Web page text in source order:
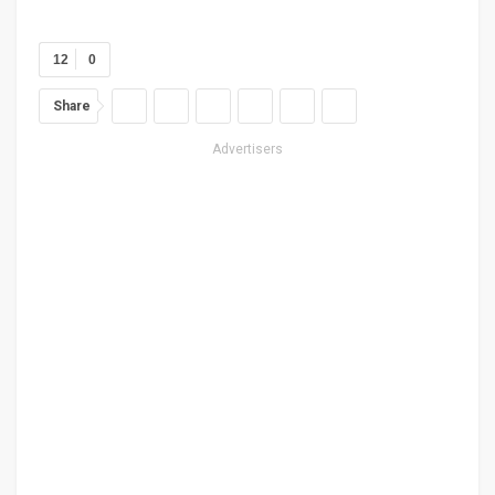
0
12
Share
Advertisers